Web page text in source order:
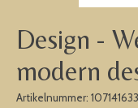
Design -
modern
Artikelnummer: 107141633